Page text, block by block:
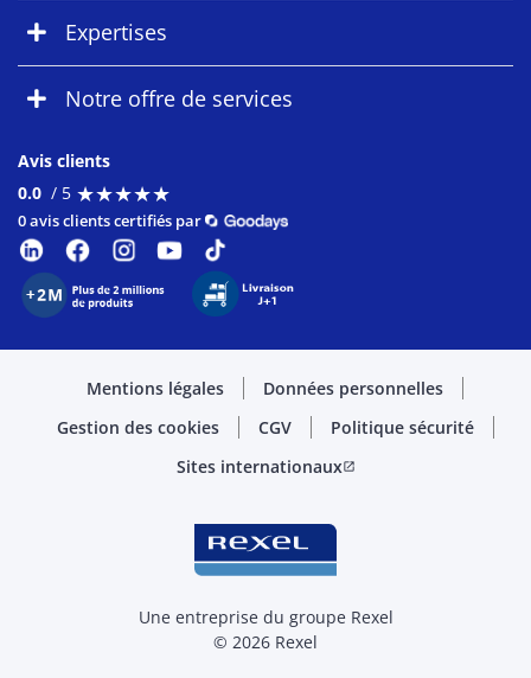
Expertises
Notre offre de services
Avis clients
0.0 / 5 ★★★★★
★★★★★
0 avis clients certifiés par
Mentions légales
Données personnelles
Gestion des cookies
CGV
Politique sécurité
Sites internationauxopen_in_new
Une entreprise du groupe Rexel
© 2026 Rexel